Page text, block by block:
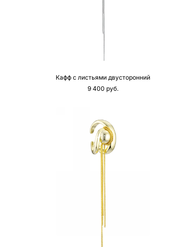
Кафф с листьями двусторонний
9 400 pуб.